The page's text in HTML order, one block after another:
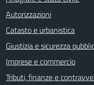
Autorizzazioni
Catasto e urbanistica
Giustizia e sicurezza
Imprese e commercio
Tributi, finanze e